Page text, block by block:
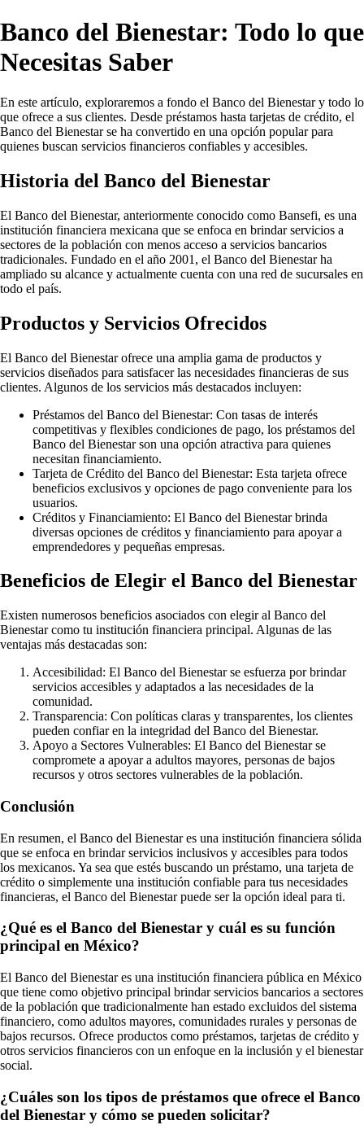
Banco del Bienestar: Todo lo que
Necesitas Saber
En este artículo, exploraremos a fondo el Banco del Bienestar y todo lo
que ofrece a sus clientes. Desde préstamos hasta tarjetas de crédito, el
Banco del Bienestar se ha convertido en una opción popular para
quienes buscan servicios financieros confiables y accesibles.
Historia del Banco del Bienestar
El Banco del Bienestar, anteriormente conocido como Bansefi, es una
institución financiera mexicana que se enfoca en brindar servicios a
sectores de la población con menos acceso a servicios bancarios
tradicionales. Fundado en el año 2001, el Banco del Bienestar ha
ampliado su alcance y actualmente cuenta con una red de sucursales en
todo el país.
Productos y Servicios Ofrecidos
El Banco del Bienestar ofrece una amplia gama de productos y
servicios diseñados para satisfacer las necesidades financieras de sus
clientes. Algunos de los servicios más destacados incluyen:
Préstamos del Banco del Bienestar: Con tasas de interés
competitivas y flexibles condiciones de pago, los préstamos del
Banco del Bienestar son una opción atractiva para quienes
necesitan financiamiento.
Tarjeta de Crédito del Banco del Bienestar: Esta tarjeta ofrece
beneficios exclusivos y opciones de pago conveniente para los
usuarios.
Créditos y Financiamiento: El Banco del Bienestar brinda
diversas opciones de créditos y financiamiento para apoyar a
emprendedores y pequeñas empresas.
Beneficios de Elegir el Banco del Bienestar
Existen numerosos beneficios asociados con elegir al Banco del
Bienestar como tu institución financiera principal. Algunas de las
ventajas más destacadas son:
Accesibilidad: El Banco del Bienestar se esfuerza por brindar
servicios accesibles y adaptados a las necesidades de la
comunidad.
Transparencia: Con políticas claras y transparentes, los clientes
pueden confiar en la integridad del Banco del Bienestar.
Apoyo a Sectores Vulnerables: El Banco del Bienestar se
compromete a apoyar a adultos mayores, personas de bajos
recursos y otros sectores vulnerables de la población.
Conclusión
En resumen, el Banco del Bienestar es una institución financiera sólida
que se enfoca en brindar servicios inclusivos y accesibles para todos
los mexicanos. Ya sea que estés buscando un préstamo, una tarjeta de
crédito o simplemente una institución confiable para tus necesidades
financieras, el Banco del Bienestar puede ser la opción ideal para ti.
¿Qué es el Banco del Bienestar y cuál es su función
principal en México?
El Banco del Bienestar es una institución financiera pública en México
que tiene como objetivo principal brindar servicios bancarios a sectores
de la población que tradicionalmente han estado excluidos del sistema
financiero, como adultos mayores, comunidades rurales y personas de
bajos recursos. Ofrece productos como préstamos, tarjetas de crédito y
otros servicios financieros con un enfoque en la inclusión y el bienestar
social.
¿Cuáles son los tipos de préstamos que ofrece el Banco
del Bienestar y cómo se pueden solicitar?